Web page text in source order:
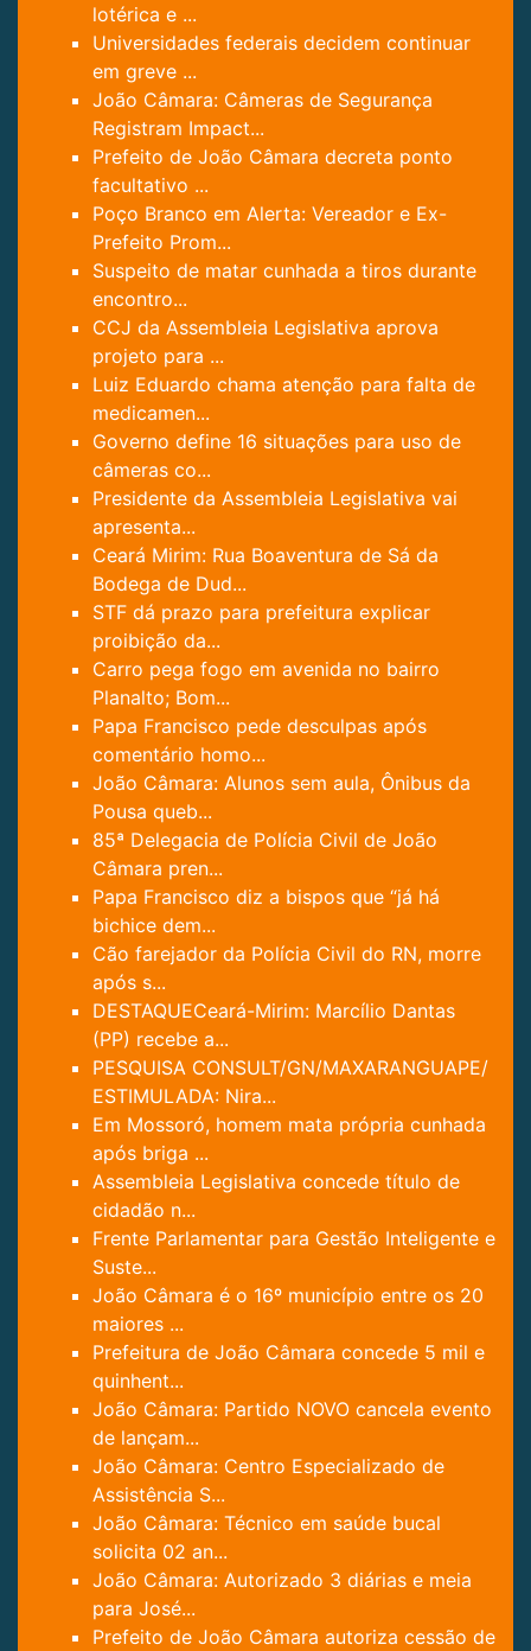
lotérica e ...
Universidades federais decidem continuar
em greve ...
João Câmara: Câmeras de Segurança
Registram Impact...
Prefeito de João Câmara decreta ponto
facultativo ...
Poço Branco em Alerta: Vereador e Ex-
Prefeito Prom...
Suspeito de matar cunhada a tiros durante
encontro...
CCJ da Assembleia Legislativa aprova
projeto para ...
Luiz Eduardo chama atenção para falta de
medicamen...
Governo define 16 situações para uso de
câmeras co...
Presidente da Assembleia Legislativa vai
apresenta...
Ceará Mirim: Rua Boaventura de Sá da
Bodega de Dud...
STF dá prazo para prefeitura explicar
proibição da...
Carro pega fogo em avenida no bairro
Planalto; Bom...
Papa Francisco pede desculpas após
comentário homo...
João Câmara: Alunos sem aula, Ônibus da
Pousa queb...
85ª Delegacia de Polícia Civil de João
Câmara pren...
Papa Francisco diz a bispos que “já há
bichice dem...
Cão farejador da Polícia Civil do RN, morre
após s...
DESTAQUECeará-Mirim: Marcílio Dantas
(PP) recebe a...
PESQUISA CONSULT/GN/MAXARANGUAPE/
ESTIMULADA: Nira...
Em Mossoró, homem mata própria cunhada
após briga ...
Assembleia Legislativa concede título de
cidadão n...
Frente Parlamentar para Gestão Inteligente e
Suste...
João Câmara é o 16º município entre os 20
maiores ...
Prefeitura de João Câmara concede 5 mil e
quinhent...
João Câmara: Partido NOVO cancela evento
de lançam...
João Câmara: Centro Especializado de
Assistência S...
João Câmara: Técnico em saúde bucal
solicita 02 an...
João Câmara: Autorizado 3 diárias e meia
para José...
Prefeito de João Câmara autoriza cessão de